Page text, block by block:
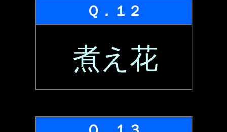
Ｑ．１２
煮え花